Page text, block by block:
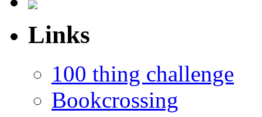
Links
100 thing challenge
Bookcrossing